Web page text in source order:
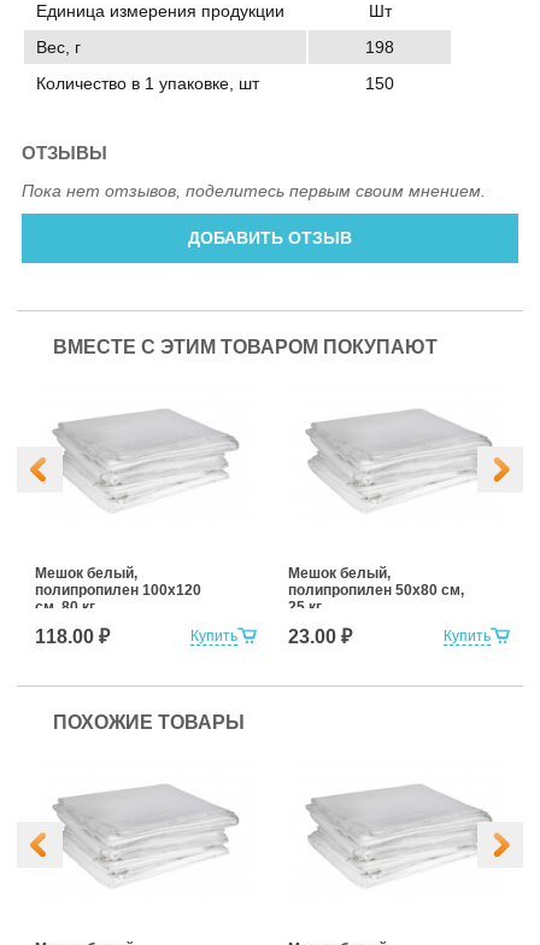
Единица измерения продукции
Шт
Вес, г
198
Количество в 1 упаковке, шт
150
ОТЗЫВЫ
Пока нет отзывов, поделитесь первым своим мнением.
ДОБАВИТЬ ОТЗЫВ
ВМЕСТЕ С ЭТИМ ТОВАРОМ ПОКУПАЮТ
Купить
Мешок белый,
полипропилен 100x120
см, 80 кг
118.00 ₽ Купить
Мешок белый,
полипропилен 50x80 см,
25 кг
23.00 ₽
ПОХОЖИЕ ТОВАРЫ